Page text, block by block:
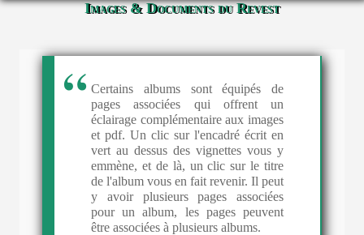
Images & Documents du Revest
Certains albums sont équipés de
pages associées qui offrent un
éclairage complémentaire aux images
et pdf. Un clic sur l'encadré écrit en
vert au dessus des vignettes vous y
emmène, et de là, un clic sur le titre
de l'album vous en fait revenir. Il peut
y avoir plusieurs pages associées
pour un album, les pages peuvent
être associées à plusieurs albums.